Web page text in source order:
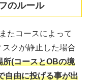
のルール
たコースによって
クが静止した場合
所(コースとOBの境
自由に投げる事が出